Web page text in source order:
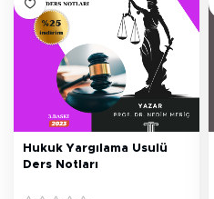
Hukuk Yargılama Usulü
Ders Notları